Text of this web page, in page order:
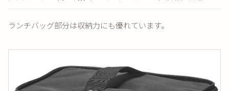
ランチバッグ部分は収納力にも優れています。